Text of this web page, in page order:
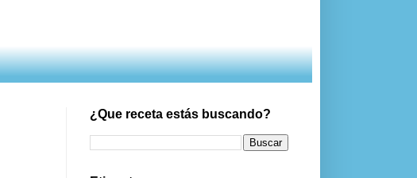
¿Que receta estás buscando?